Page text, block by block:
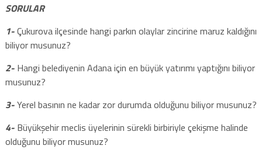
SORULAR
1-Çukurova ilçesinde hangi parkın olaylar zincirine maruz kaldığını
biliyor musunuz?
2- Hangi belediyenin Adana için en büyük yatırımı yaptığını biliyor
musunuz?
3-Yerel basının ne kadar zor durumda olduğunu biliyor musunuz?
4- Büyükşehir meclis üyelerinin sürekli birbiriyle çekişme halinde
olduğunu biliyor musunuz?